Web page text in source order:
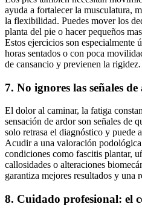
ayuda a fortalecer la musculatura,
la flexibilidad. Puedes mover los
planta del pie o hacer pequeños
Estos ejercicios son especialmente
horas sentados o con poca
de cansancio y previenen la rigidez.
7. No ignores las señales de
El dolor al caminar, la fatiga
sensación de ardor son señales de
solo retrasa el diagnóstico y puede
Acudir a una valoración
condiciones como fascitis plantar,
callosidades o alteraciones
garantiza mejores resultados y una
8. Cuidado profesional: el